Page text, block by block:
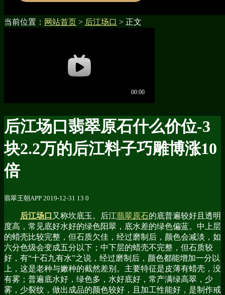
当前位置： 网站首页 > 后江场口 > 正文
后江场口翡翠原石什么价位-3
块2.2万的后江料子巧雕博涨10
倍
翡翠王朝APP 2019-12-31 13 0
后江场口 又称坎底玉。后江翡翠原石的底普遍较好且透明
度高，常见底好水好的绿色阳翠，底水差的绿色偏蓝。中上层
的蜡壳比较完整，但石质欠佳，经过磨制后，颜色会减淡，如
六分色级会变成五分以下；中下层的蜡壳不完整，但石质较
好，有“十石九有水”之说，经过磨制后，颜色都能增加一分以
上，这是老种与嫩种的截然差别。主要特征是皮薄有蜡壳，没
有雾；普遍底水好，绿色多，水好底好，常产满绿高翠，少
雾，少裂纹，做出成品的颜色较好，且加工性能好，是制作戒